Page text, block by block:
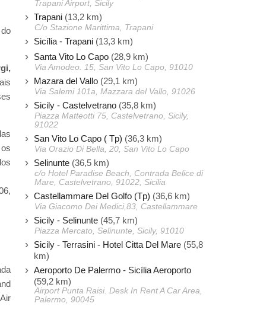
Trapani Airport, Sicily
Trapani (13,2 km)
C/o Stazione Marittima, Trapani
Sicília - Trapani (13,3 km)
Santa Vito Lo Capo (28,9 km)
Via Amodeo. 15, San Vito Lo Capo, 91010
Mazara del Vallo (29,1 km)
Via Salemi 101a, Mazzara del Vallo, 91026
Sicily - Castelvetrano (35,8 km)
Piazza Matteotti 75, Castelvetrano, Sicily,
91022
San Vito Lo Capo ( Tp) (36,3 km)
Via Orazio Di Bella, 20, San Vito Lo Capo
Selinunte (36,5 km)
c/o Hotel Paradise Beach, Contrada Belice di
Mare, Castelvetrano, 91022, Sicilia
Castellammare Del Golfo (Tp) (36,6 km)
Via Giacomo Dei Medici,83, Castellammare
Sicily - Selinunte (45,7 km)
Piazza Mercato, Selinunte, Sicily, 91010
Sicily - Terrasini - Hotel Citta Del Mare (55,8
km)
Aeroporto De Palermo - Sicília Aeroporto
(59,2 km)
Airport Punta Raisi. Desk In Rent A Car Area,
Palermo, 90045